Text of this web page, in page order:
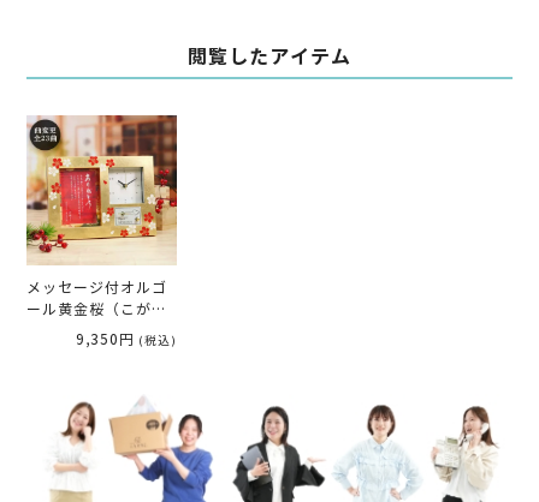
閲覧したアイテム
メッセージ付オルゴ
ール黄金桜（こがね
ざくら）「みやび」
（時計） ／両親・祖
9,350円 (税込)